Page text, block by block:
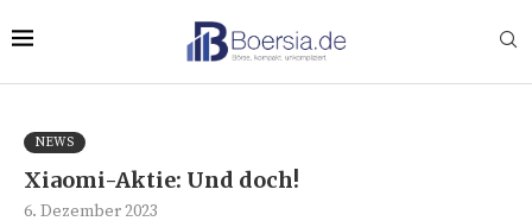
NEWS
Xiaomi-Aktie: Und doch!
6. Dezember 2023